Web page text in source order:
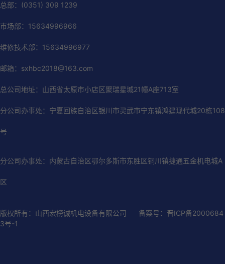
总部：(0351) 309 1239
市场部：15634996966
维修技术部：15634996977
邮箱：sxhbc2018@163.com
总公司地址：山西省太原市小店区聚瑞星城21幢A座713室
分公司办事处：宁夏回族自治区银川市灵武市宁东镇鸿建现代城20栋108
号
分公司办事处：内蒙古自治区鄂尔多斯市东胜区铜川镇捷通五金机电城A
区
版权所有：山西宏榜诚机电设备有限公司 备案号：晋ICP备2000684
3号-1